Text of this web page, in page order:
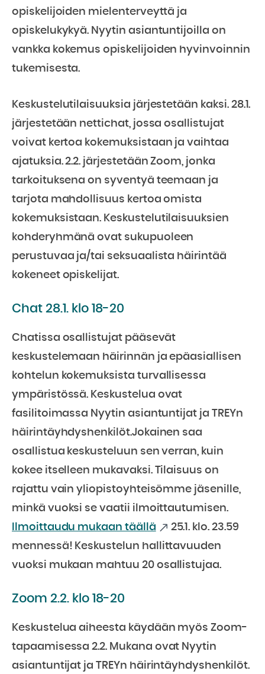
opiskelijoiden mielenterveyttä ja
opiskelukykyä. Nyytin asiantuntijoilla on
vankka kokemus opiskelijoiden hyvinvoinnin
tukemisesta.
Keskustelutilaisuuksia järjestetään kaksi. 28.1.
järjestetään nettichat, jossa osallistujat
voivat kertoa kokemuksistaan ja vaihtaa
ajatuksia. 2.2. järjestetään Zoom, jonka
tarkoituksena on syventyä teemaan ja
tarjota mahdollisuus kertoa omista
kokemuksistaan. Keskustelutilaisuuksien
kohderyhmänä ovat sukupuoleen
perustuvaa ja/tai seksuaalista häirintää
kokeneet opiskelijat.
Chat 28.1. klo 18-20
Chatissa osallistujat pääsevät
keskustelemaan häirinnän ja epäasiallisen
kohtelun kokemuksista turvallisessa
ympäristössä. Keskustelua ovat
fasilitoimassa Nyytin asiantuntijat ja TREYn
häirintäyhdyshenkilöt.Jokainen saa
osallistua keskusteluun sen verran, kuin
kokee itselleen mukavaksi. Tilaisuus on
rajattu vain yliopistoyhteisömme jäsenille,
minkä vuoksi se vaatii ilmoittautumisen.
Ilmoittaudu mukaan täällä
25.1. klo. 23.59
mennessä! Keskustelun hallittavuuden
vuoksi mukaan mahtuu 20 osallistujaa.
Zoom 2.2. klo 18-20
Keskustelua aiheesta käydään myös Zoom-
tapaamisessa 2.2. Mukana ovat Nyytin
asiantuntijat ja TREYn häirintäyhdyshenkilöt.